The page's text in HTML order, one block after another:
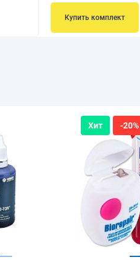
Купить комплект
Хит -20%